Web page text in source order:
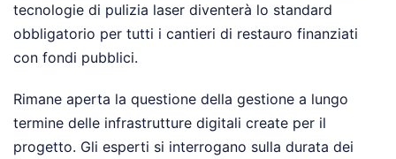
tecnologie di pulizia laser diventerà lo standard
obbligatorio per tutti i cantieri di restauro finanziati
con fondi pubblici.
Rimane aperta la questione della gestione a lungo
termine delle infrastrutture digitali create per il
progetto. Gli esperti si interrogano sulla durata dei